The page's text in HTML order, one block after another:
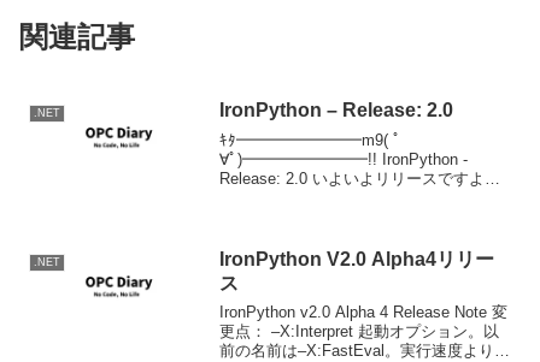
関連記事
.NET IronPython – Release: 2.0
ｷﾀ━━━━━━━━m9( ﾟ
∀ﾟ)━━━━━━━━!! IronPython -
Release: 2.0 いよいよリリースですよ！
.NET
IronPython V2.0 Alpha4リリー
ス
IronPython v2.0 Alpha 4 Release Note 変
更点： –X:Interpret 起動オプション。以
前の名前は–X:FastEval。実行速度より、